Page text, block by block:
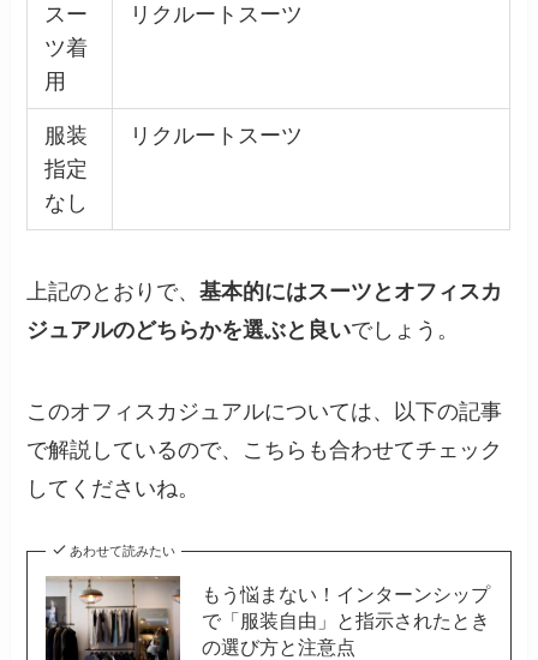
スー
ツ着
用
リクルートスーツ
服装
指定
なし
リクルートスーツ
上記のとおりで、基本的にはスーツとオフィスカ
ジュアルのどちらかを選ぶと良いでしょう。
このオフィスカジュアルについては、以下の記事
で解説しているので、こちらも合わせてチェック
してくださいね。
あわせて読みたい
もう悩まない！インターンシップ
で「服装自由」と指示されたとき
の選び方と注意点